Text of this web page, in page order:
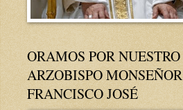
ORAMOS POR NUESTRO
ARZOBISPO MONSEÑOR
FRANCISCO JOSÉ